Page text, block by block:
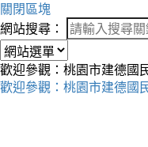
關閉區塊
網站搜尋：
歡迎參觀：桃園市建德國
歡迎參觀：桃園市建德國